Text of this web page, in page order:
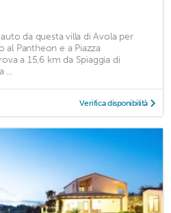
da questa villa di Avola per
al Pantheon e a Piazza
a 15,6 km da Spiaggia di
...
Verifica disponibilità